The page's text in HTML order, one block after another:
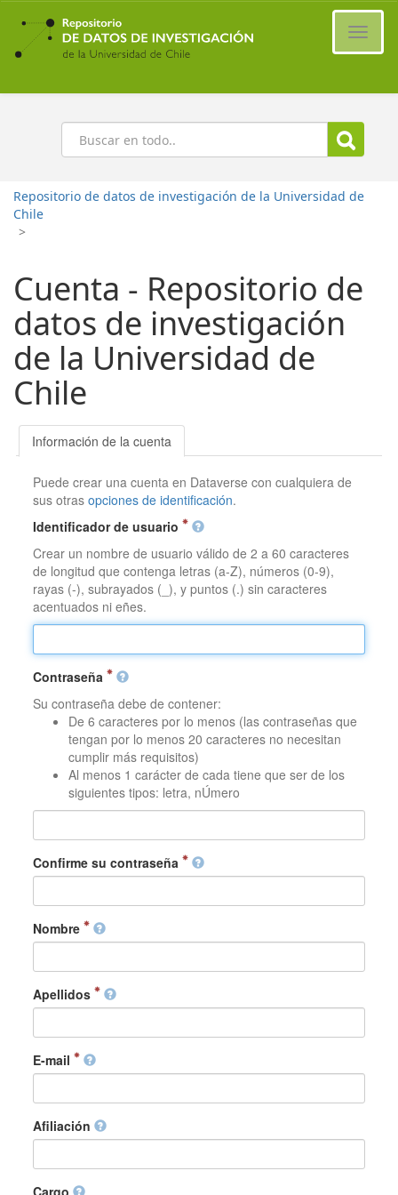
Ir
contenido
principal
Buscar
Repositorio de datos de investigación de la Universidad de
Chile
>
Cuenta - Repositorio de
datos de investigación
de la Universidad de
Chile
Información de la cuenta
Puede crear una cuenta en Dataverse con cualquiera de
sus otrasopciones de identificación.
Identificador de usuario
Crear un nombre de usuario válido de 2 a 60 caracteres
de longitud que contenga letras (a-Z), números (0-9),
rayas (-), subrayados (_), y puntos (.) sin caracteres
acentuados ni eñes.
Contraseña
Su contraseña debe de contener:
De 6 caracteres por lo menos (las contraseñas que
tengan por lo menos 20 caracteres no necesitan
cumplir más requisitos)
Al menos 1 carácter de cada tiene que ser de los
siguientes tipos: letra, nÚmero
Confirme su contraseña
Nombre
Apellidos
E-mail
Afiliación
Cargo